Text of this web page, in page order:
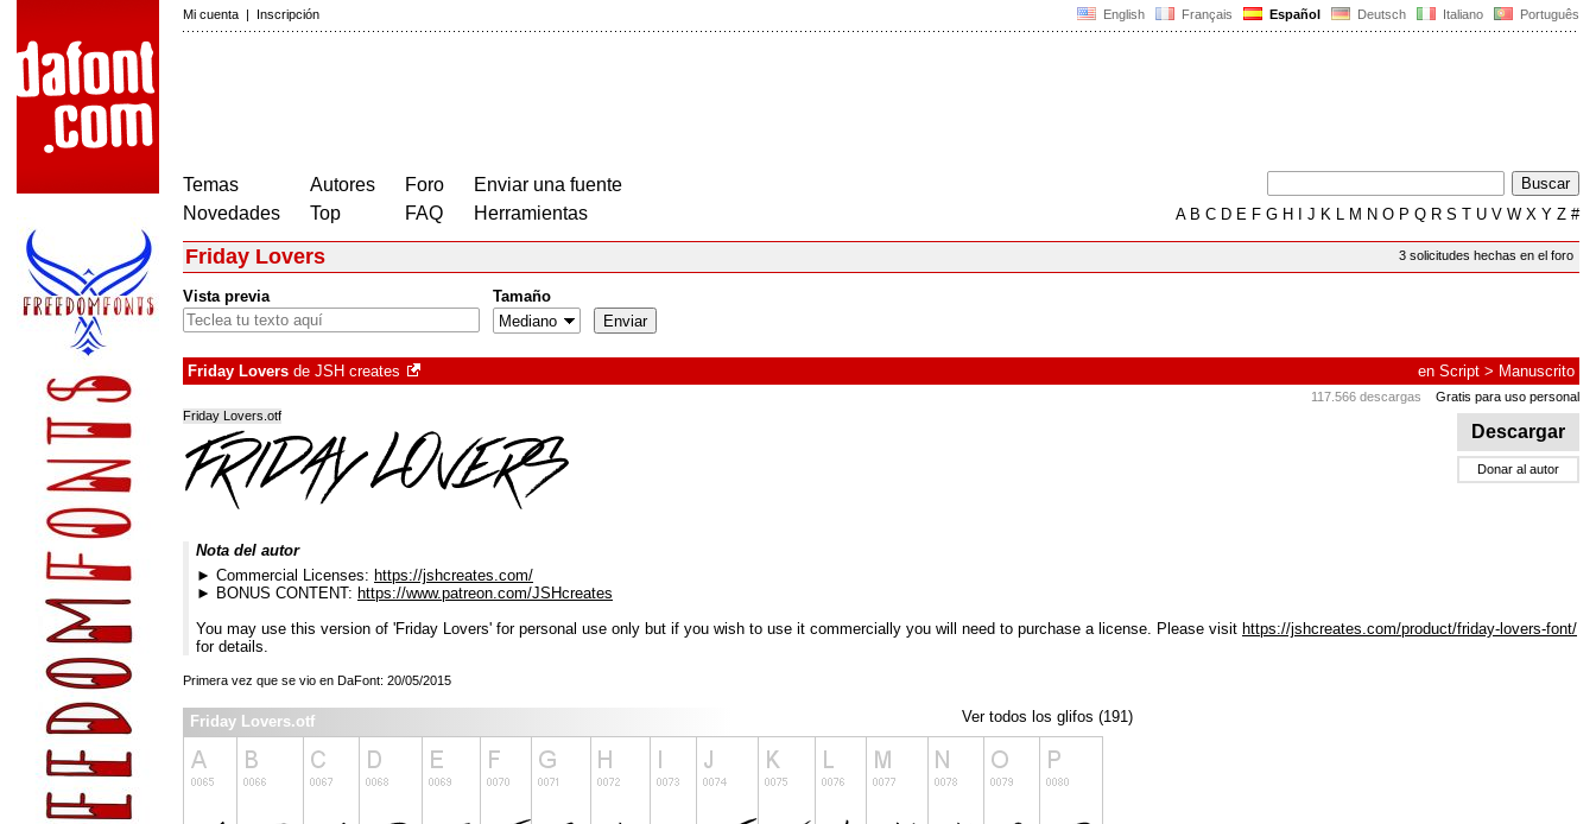
English Français Español Deutsch Italiano Português
Mi cuenta | Inscripción
Temas
Novedades
Autores
Top
Foro
FAQ
Enviar una fuente
Herramientas
AB C D E F G H J K L M N O P Q R S T U V W X Y Z #
3 solicitudes hechas en el foro
Friday Lovers
Vista previa Tamaño
Friday Lovers de JSH creates en Script > Manuscrito
117.566 descargas Gratis para uso personal
Descargar
Donar al autor
Friday Lovers.otf
Nota del autor
► Commercial Licenses: https://jshcreates.com/
► BONUS CONTENT: https://www.patreon.com/JSHcreates
You may use this version of 'Friday Lovers' for personal use only but if you wish to use it commercially you will need to purchase a license. Please visit https://jshcreates.com/product/friday-lovers-font/
for details.
Primera vez que se vio en DaFont: 20/05/2015
Ver todos los glifos (191)
Friday Lovers.otf